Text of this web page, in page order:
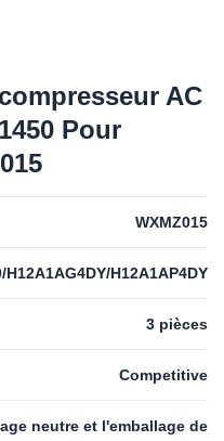
AC
Pour
WXMZ015
H12A1AG4DY/H12A1AP4DY
3 pièces
Competitive
neutre et l'emballage de